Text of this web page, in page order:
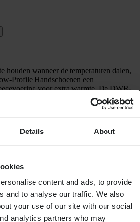
Details About
content and ads, to provide
and to analyse our traffic. We also
your use of our site with our social
analytics partners who may
houden wanneer de temperaturen dalen,
Profile Handschoenen een
voor extra warmte. De DWR-
af en zorgt ervoor dat je handschoenen
213
262
119
176